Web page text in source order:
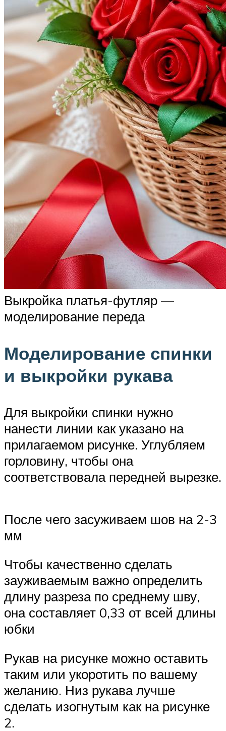
Выкройка платья-футляр —
моделирование переда
Моделирование спинки
и выкройки рукава
Для выкройки спинки нужно
нанести линии как указано на
прилагаемом рисунке. Углубляем
горловину, чтобы она
соответствовала передней вырезке.
После чего засуживаем шов на 2-3
мм
Чтобы качественно сделать
зауживаемым важно определить
длину разреза по среднему шву,
она составляет 0,33 от всей длины
юбки
Рукав на рисунке можно оставить
таким или укоротить по вашему
желанию. Низ рукава лучше
сделать изогнутым как на рисунке
2.